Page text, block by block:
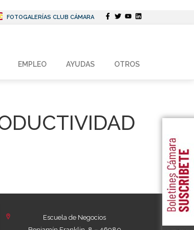
FOTOGALERÍAS CLUB CÁMARA
EMPLEO AYUDAS OTROS
Escuela de Negocios